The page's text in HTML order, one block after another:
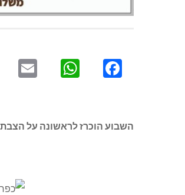
Facebook
WhatsApp
השבוע הוכרז לראשונה על הצבת